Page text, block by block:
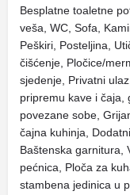
Besplatne toaletne
veša, WC, Sofa,
Peškiri, Posteljina,
čišćenje, Pločice/
sjedenje, Privatni
pripremu kave i čaja,
povezane sobe,
čajna kuhinja,
Baštenska garnitura,
pećnica, Ploča za
stambena jedinica u